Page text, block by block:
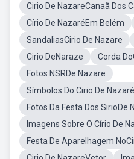
Cirio De NazareCanaã Dos
Círio De NazaréEm Belém
SandaliasCirio De Nazare
Cirio DeNaraze
Corda
Fotos NSRDe Nazare
Símbolos Do Cirio De
Fotos Da Festa Dos SirioDe
Imagens Sobre O Círio De
Festa De Aparelhagem